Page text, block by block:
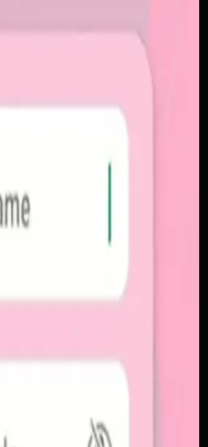
momen personal
dan tekanan
membutuhkan
alur berbagi yang
yang tersusun
visual yang
feed publik.